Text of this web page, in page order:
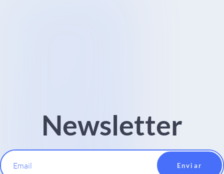
Newsletter
Email